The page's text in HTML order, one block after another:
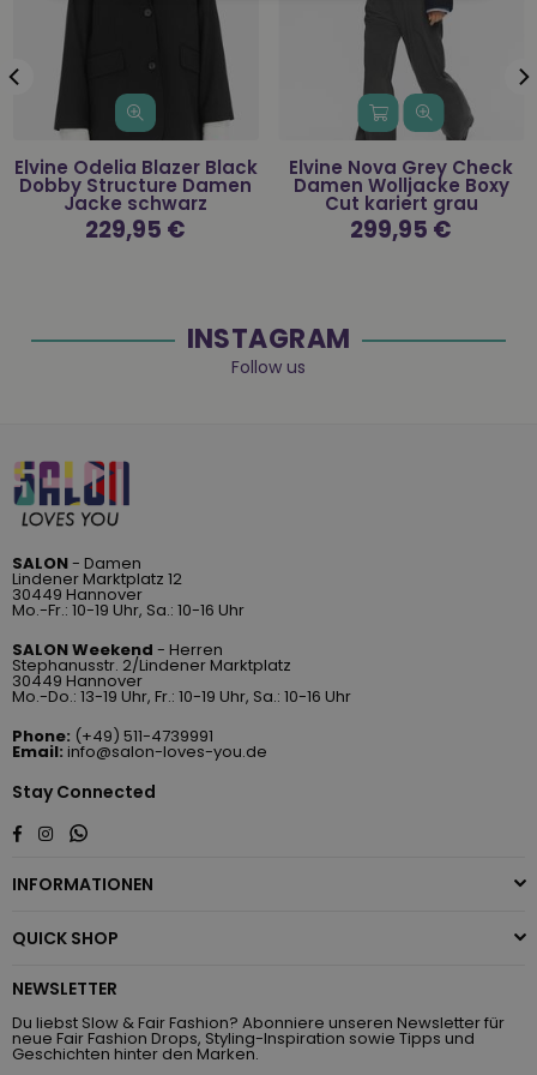
Elvine Odelia Blazer Black
Dobby Structure Damen
Jacke schwarz
Normaler
Preis
229,95 €
Elvine Nova Grey Check
Damen Wolljacke Boxy
Cut kariert grau
Normaler
Preis
299,95 €
INSTAGRAM
Follow us
SALON- Damen
Lindener Marktplatz 12
30449 Hannover
Mo.-Fr.: 10-19 Uhr, Sa.: 10-16 Uhr
SALON Weekend - Herren
Stephanusstr. 2/Lindener Marktplatz
30449 Hannover
Mo.-Do.: 13-19 Uhr, Fr.: 10-19 Uhr, Sa.: 10-16 Uhr
Phone: (+49) 511-4739991
Email: info@salon-loves-you.de
Stay Connected
Facebook
InstagramWhatsapp
INFORMATIONEN
QUICK SHOP
NEWSLETTER
Du liebst Slow & Fair Fashion? Abonniere unseren Newsletter für
neue Fair Fashion Drops, Styling-Inspiration sowie Tipps und
Geschichten hinter den Marken.